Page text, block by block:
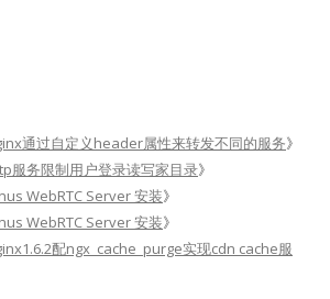
通过自定义header属性来转发不同的服务》
服务限制用户登录读写家目录》
WebRTC Server 安装》
WebRTC Server 安装》
配ngx_cache_purge实现cdn cache服